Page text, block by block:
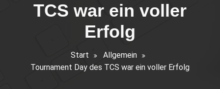
TCS war ein voller
Erfolg
Start
Allgemein
Tournament Day des TCS war ein voller Erfolg